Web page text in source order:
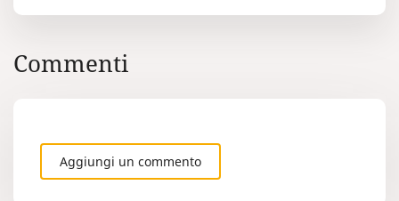
Commenti
Aggiungi un commento